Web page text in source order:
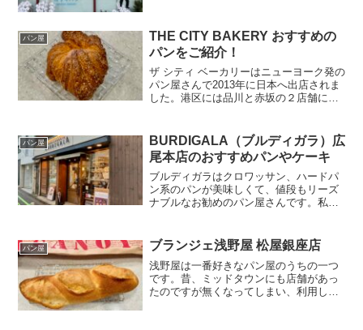
うです。また、パンはずっと製造されま
くっていて、常に供給...
パン屋
THE CITY BAKERY おすすめの
パンをご紹介！
ザ シティ ベーカリーはニューヨーク発の
パン屋さんで2013年に日本へ出店されま
した。港区には品川と赤坂の２店舗にあ
介します！パンプレッツェルクロワッサ
ン（Pretze...
パン屋
BURDIGALA（ブルディガラ）広
尾本店のおすすめパンやケーキ
ブルディガラはクロワッサン、ハードパ
ン系のパンが美味しくて、値段もリーズ
ナブルなお勧めのパン屋さんです。私自
の立地で路面店として続いていて、もは
や老舗の貫禄があるよう...
パン屋 ブランジェ浅野屋 松屋銀座店
浅野屋は一番好きなパン屋のうちの一つ
です。昔、ミッドタウンにも店舗があっ
たのですが無くなってしまい、利用しに